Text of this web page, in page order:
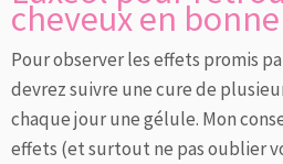
cheveux en
Pour observer les effets promis
devrez suivre une cure de
chaque jour une gélule. Mon
effets (et surtout ne pas oublier